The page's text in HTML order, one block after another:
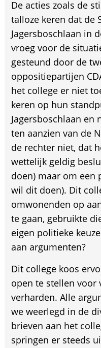
De acties zoals de
talloze keren dat de
Jagersboschlaan in
vroeg voor de
gesteund door de
oppositiepartijen
het college er niet
keren op hun
Jagersboschlaan en
ten aanzien van de
de rechter niet, dat
wettelijk geldig
doen) maar om een
wil dit doen). Dit
omwonenden op
te gaan, gebruikte
eigen politieke
aan argumenten?
Dit college koos
open te stellen voor
verharden. Alle
we weerlegd in de
brieven aan het
springen er steeds